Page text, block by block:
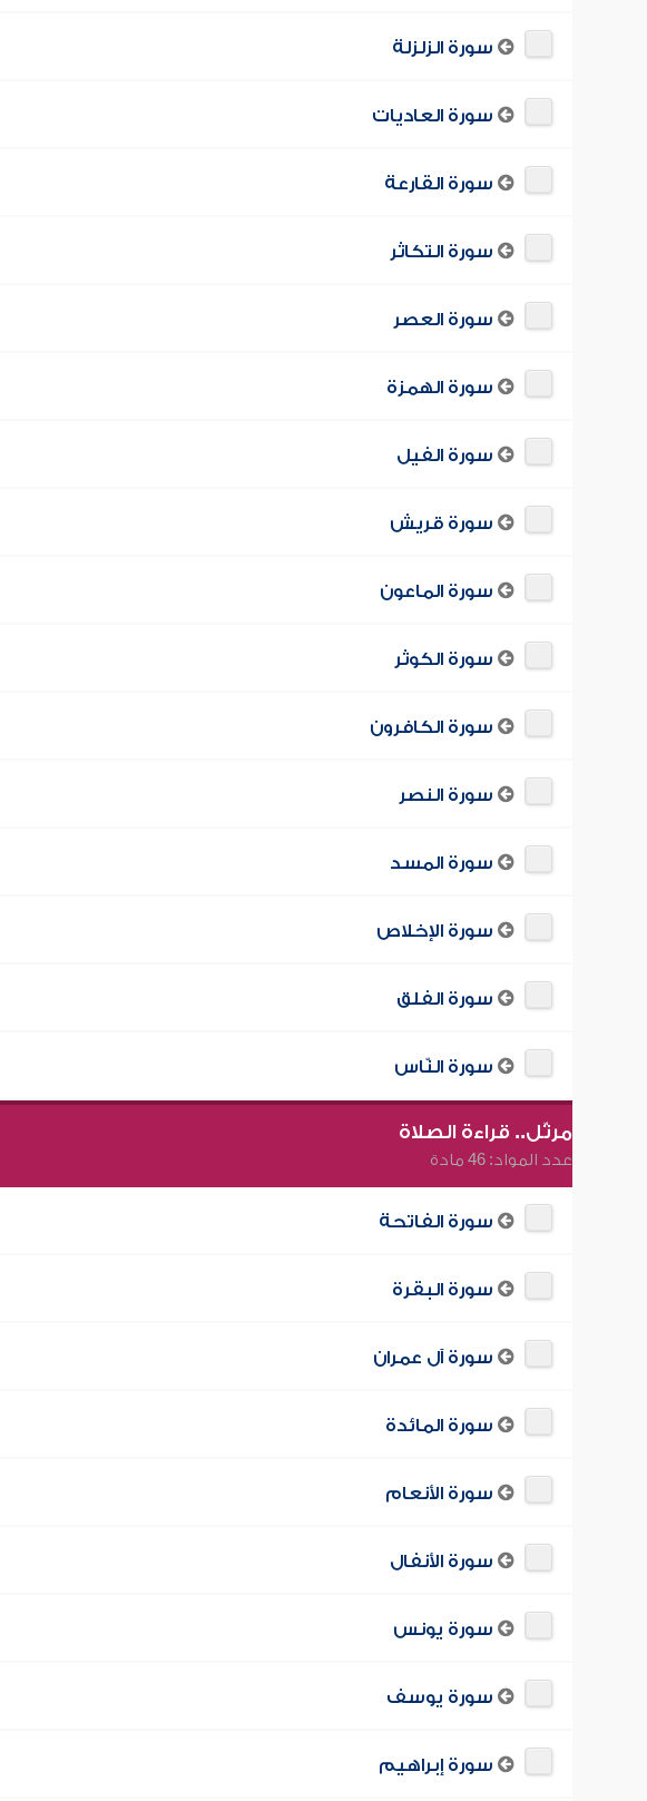
سورة الزلزلة
سورة العاديات
سورة القارعة
سورة التكاثر
سورة العصر
سورة الهمزة
سورة الفيل
سورة قريش
سورة الماعون
سورة الكوثر
سورة الكافرون
سورة النصر
سورة المسد
سورة الإخلاص
سورة الفلق
سورة النّاس
مرتّل.. قراءة الصلاة
عدد المواد: 46 مادة
سورة الفاتحة
سورة البقرة
سورة آل عمران
سورة المائدة
سورة الأنعام
سورة الأنفال
سورة يونس
سورة يوسف
سورة إبراهيم